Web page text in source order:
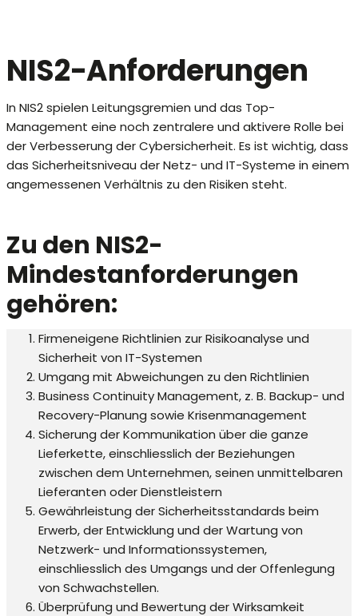
NIS2-Anforderungen
In NIS2 spielen Leitungsgremien und das Top-
Management eine noch zentralere und aktivere Rolle bei
der Verbesserung der Cybersicherheit. Es ist wichtig, dass
das Sicherheitsniveau der Netz- und IT-Systeme in einem
angemessenen Verhältnis zu den Risiken steht.
Zu den NIS2-
Mindestanforderungen
gehören:
Firmeneigene Richtlinien zur Risikoanalyse und
Sicherheit von IT-Systemen
Umgang mit Abweichungen zu den Richtlinien
Business Continuity Management, z. B. Backup- und
Recovery-Planung sowie Krisenmanagement
Sicherung der Kommunikation über die ganze
Lieferkette, einschliesslich der Beziehungen
zwischen dem Unternehmen, seinen unmittelbaren
Lieferanten oder Dienstleistern
Gewährleistung der Sicherheitsstandards beim
Erwerb, der Entwicklung und der Wartung von
Netzwerk- und Informationssystemen,
einschliesslich des Umgangs und der Offenlegung
von Schwachstellen.
Überprüfung und Bewertung der Wirksamkeit